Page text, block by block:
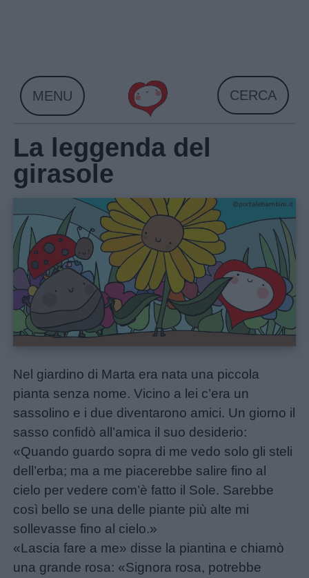
Home
MENU CERCA
La leggenda del
girasole
Nel giardino di Marta era nata una piccola
pianta senza nome. Vicino a lei c’era un
sassolino e i due diventarono amici. Un giorno il
sasso confidò all’amica il suo desiderio:
«Quando guardo sopra di me vedo solo gli steli
dell’erba; ma a me piacerebbe salire fino al
cielo per vedere com’è fatto il Sole. Sarebbe
così bello se una delle piante più alte mi
sollevasse fino al cielo.»
«Lascia fare a me» disse la piantina e chiamò
una grande rosa: «Signora rosa, potrebbe